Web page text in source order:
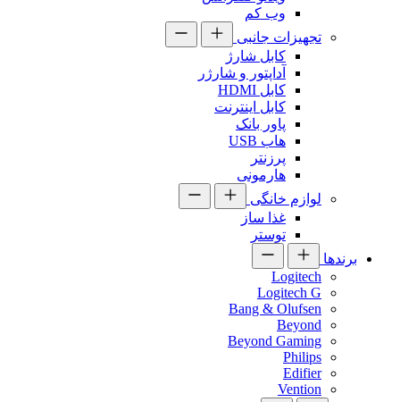
وب کم
تجهیزات جانبی
کابل شارژ
آداپتور و شارژر
کابل HDMI
کابل اینترنت
پاور بانک
هاب USB
پرزنتر
هارمونی
لوازم خانگی
غذا ساز
توستر
برندها
Logitech
Logitech G
Bang & Olufsen
Beyond
Beyond Gaming
Philips
Edifier
Vention